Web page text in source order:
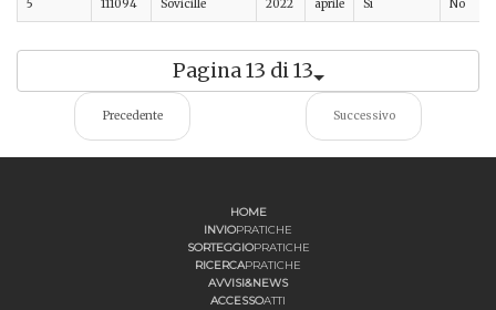
5 111094 Sovicille 2022 aprile Sì No
Pagina 13 di 13
Precedente Successivo
HOME
INVIOPRATICHE
SORTEGGIOPRATICHE
RICERCAPRATICHE
AVVISI&NEWS
ACCESSOATTI